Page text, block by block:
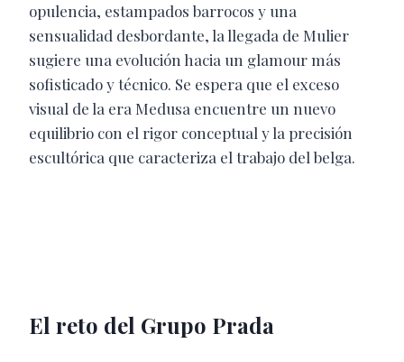
opulencia, estampados barrocos y una
sensualidad desbordante, la llegada de Mulier
sugiere una evolución hacia un glamour más
sofisticado y técnico. Se espera que el exceso
visual de la era Medusa encuentre un nuevo
equilibrio con el rigor conceptual y la precisión
escultórica que caracteriza el trabajo del belga.
El reto del Grupo Prada